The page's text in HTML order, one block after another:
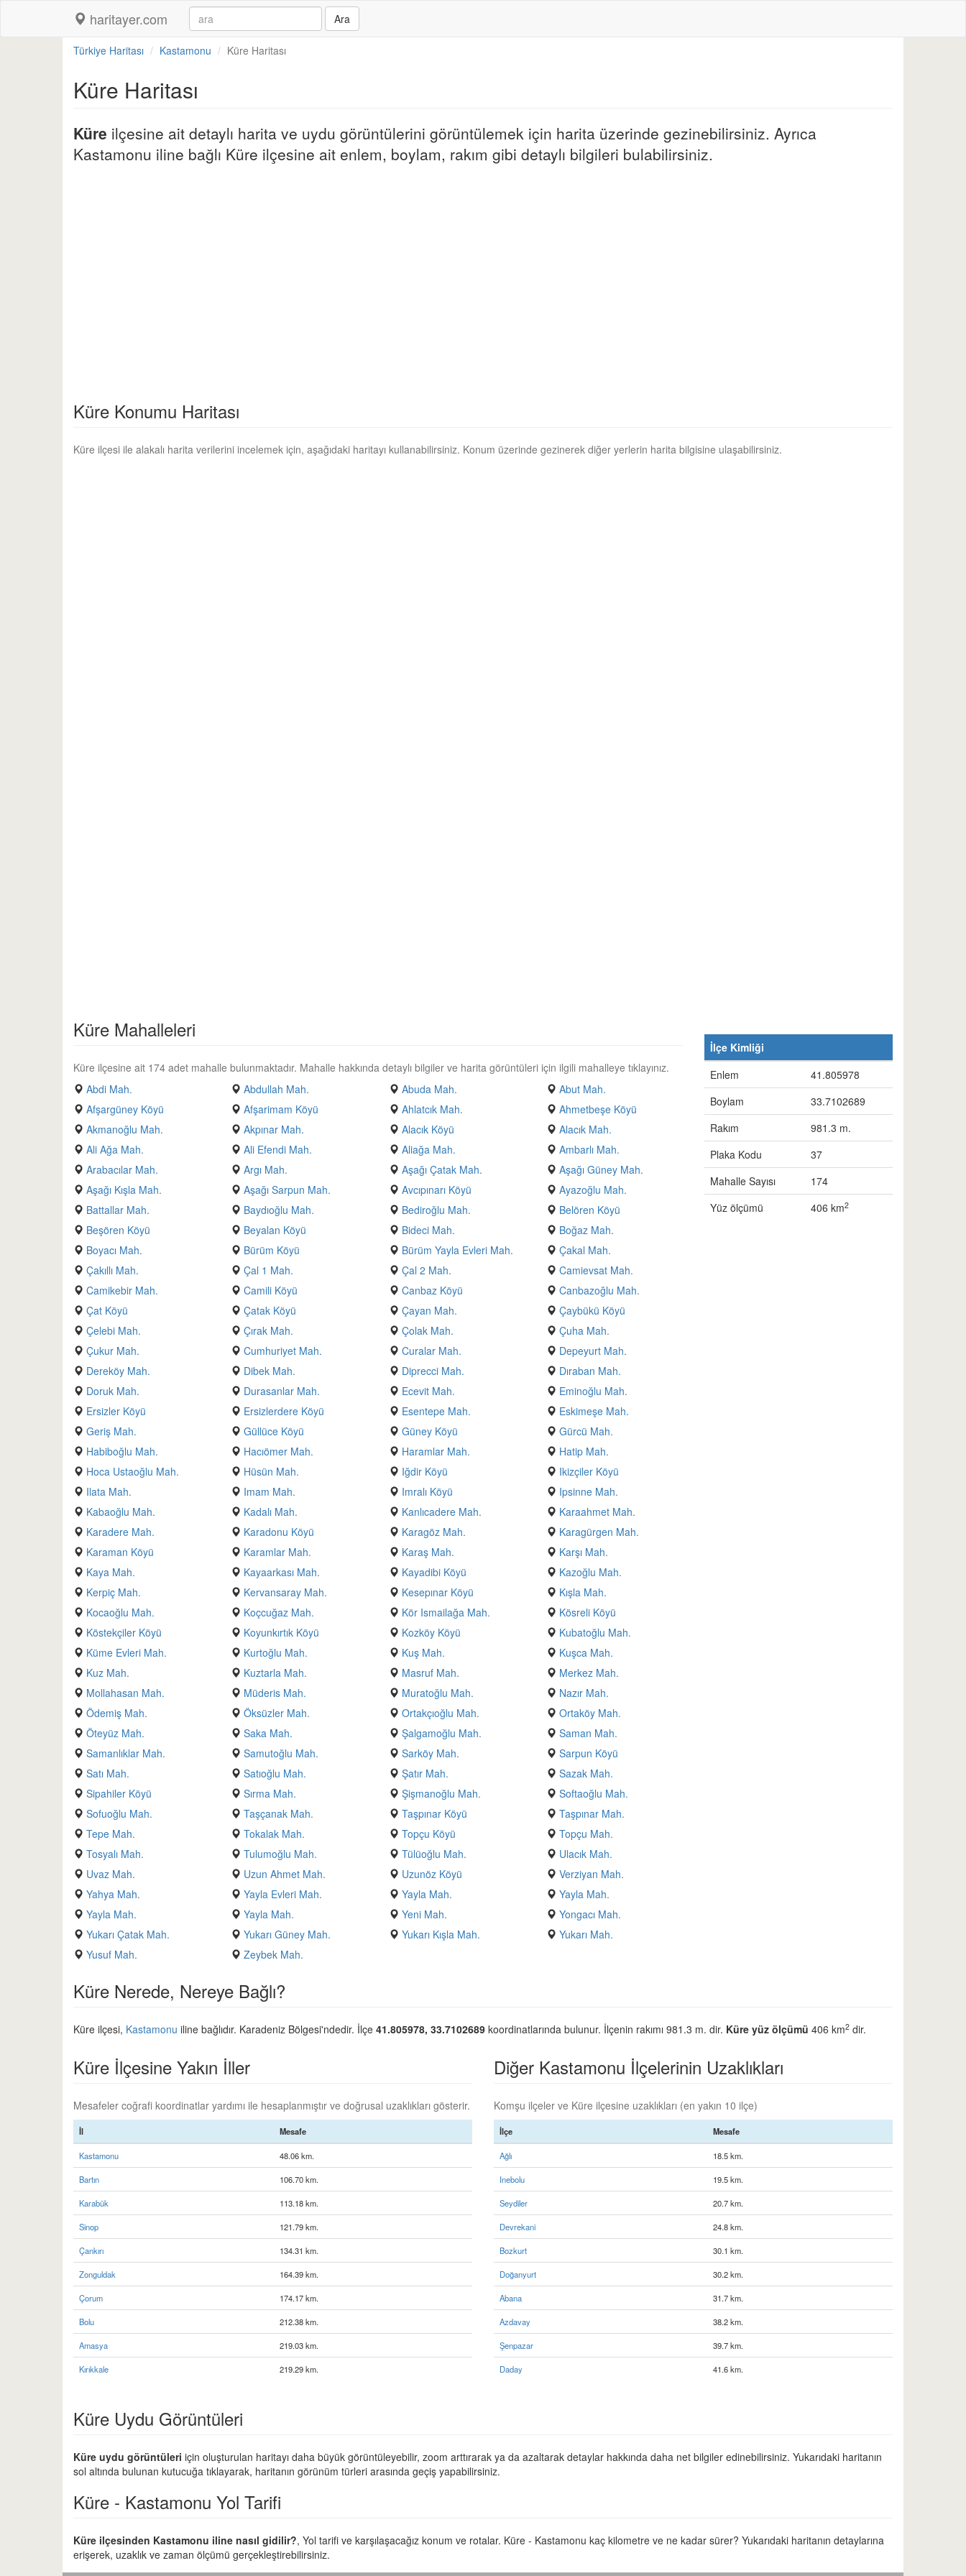
haritayer.com Ara
Türkiye Haritası Kastamonu Küre Haritası
Küre Haritası
Küre ilçesine ait detaylı harita ve uydu görüntülerini görüntülemek için harita üzerinde gezinebilirsiniz. Ayrıca
Kastamonu iline bağlı Küre ilçesine ait enlem, boylam, rakım gibi detaylı bilgileri bulabilirsiniz.
Küre Konumu Haritası
Küre ilçesi ile alakalı harita verilerini incelemek için, aşağıdaki haritayı kullanabilirsiniz. Konum üzerinde gezinerek diğer yerlerin harita bilgisine ulaşabilirsiniz.
Küre Mahalleleri
Küre ilçesine ait 174 adet mahalle bulunmaktadır. Mahalle hakkında detaylı bilgiler ve harita görüntüleri için ilgili mahalleye tıklayınız.
Abdi Mah.
Abdullah Mah. Abuda Mah.
Abut Mah.
Afşargüney Köyü
Afşarimam Köyü Ahlatcık Mah.
Ahmetbeşe Köyü
Akmanoğlu Mah.
Akpınar Mah. Alacık Köyü
Alacık Mah.
Ali Ağa Mah.
Ali Efendi Mah. Aliağa Mah.
Ambarlı Mah.
Arabacılar Mah.
Argı Mah. Aşağı Çatak Mah.
Aşağı Güney Mah.
Aşağı Kışla Mah.
Aşağı Sarpun Mah. Avcıpınarı Köyü
Ayazoğlu Mah.
Battallar Mah.
Baydıoğlu Mah. Bediroğlu Mah.
Belören Köyü
Beşören Köyü
Beyalan Köyü Bideci Mah.
Boğaz Mah.
Boyacı Mah.
Bürüm Köyü Bürüm Yayla Evleri Mah.
Çakal Mah.
Çakıllı Mah.
Çal 1 Mah. Çal 2 Mah.
Camievsat Mah.
Camikebir Mah.
Camili Köyü Canbaz Köyü
Canbazoğlu Mah.
Çat Köyü
Çatak Köyü Çayan Mah.
Çaybükü Köyü
Çelebi Mah.
Çırak Mah. Çolak Mah.
Çuha Mah.
Çukur Mah.
Cumhuriyet Mah. Curalar Mah.
Depeyurt Mah.
Dereköy Mah.
Dibek Mah. Diprecci Mah.
Dıraban Mah.
Doruk Mah.
Durasanlar Mah. Ecevit Mah.
Eminoğlu Mah.
Ersizler Köyü
Ersizlerdere Köyü Esentepe Mah.
Eskimeşe Mah.
Geriş Mah.
Güllüce Köyü Güney Köyü
Gürcü Mah.
Habiboğlu Mah.
Hacıömer Mah. Haramlar Mah.
Hatip Mah.
Hoca Ustaoğlu Mah.
Hüsün Mah. Iğdir Köyü
Ikizçiler Köyü
Ilata Mah.
Imam Mah. Imralı Köyü
Ipsinne Mah.
Kabaoğlu Mah.
Kadalı Mah. Kanlıcadere Mah.
Karaahmet Mah.
Karadere Mah.
Karadonu Köyü Karagöz Mah.
Karagürgen Mah.
Karaman Köyü
Karamlar Mah. Karaş Mah.
Karşı Mah.
Kaya Mah.
Kayaarkası Mah. Kayadibi Köyü
Kazoğlu Mah.
Kerpiç Mah.
Kervansaray Mah. Kesepınar Köyü
Kışla Mah.
Kocaoğlu Mah.
Koçcuğaz Mah. Kör Ismailağa Mah.
Kösreli Köyü
Köstekçiler Köyü
Koyunkırtık Köyü Kozköy Köyü
Kubatoğlu Mah.
Küme Evleri Mah.
Kurtoğlu Mah. Kuş Mah.
Kuşca Mah.
Kuz Mah.
Kuztarla Mah. Masruf Mah.
Merkez Mah.
Mollahasan Mah.
Müderis Mah. Muratoğlu Mah.
Nazır Mah.
Ödemiş Mah.
Öksüzler Mah. Ortakçıoğlu Mah.
Ortaköy Mah.
Öteyüz Mah.
Saka Mah. Şalgamoğlu Mah.
Saman Mah.
Samanlıklar Mah.
Samutoğlu Mah. Sarköy Mah.
Sarpun Köyü
Satı Mah.
Satıoğlu Mah. Şatır Mah.
Sazak Mah.
Sipahiler Köyü
Sırma Mah. Şişmanoğlu Mah.
Softaoğlu Mah.
Sofuoğlu Mah.
Taşçanak Mah. Taşpınar Köyü
Taşpınar Mah.
Tepe Mah.
Tokalak Mah. Topçu Köyü
Topçu Mah.
Tosyalı Mah.
Tulumoğlu Mah. Tülüoğlu Mah.
Ulacık Mah.
Uvaz Mah.
Uzun Ahmet Mah. Uzunöz Köyü
Verziyan Mah.
Yahya Mah.
Yayla Evleri Mah. Yayla Mah.
Yayla Mah.
Yayla Mah.
Yayla Mah. Yeni Mah.
Yongacı Mah.
Yukarı Çatak Mah.
Yukarı Güney Mah. Yukarı Kışla Mah.
Yukarı Mah.
Yusuf Mah.
Zeybek Mah.
İlçe Kimliği
Enlem
41.805978
Boylam
33.7102689
Rakım
981.3 m.
Plaka Kodu
37
Mahalle Sayısı
174
Yüz ölçümü
406 km2
Küre Nerede, Nereye Bağlı?
Küre ilçesi, Kastamonu iline bağlıdır. Karadeniz Bölgesi'ndedir. İlçe 41.805978, 33.7102689 koordinatlarında bulunur. İlçenin rakımı 981.3 m. dir. Küre yüz ölçümü 406 km2 dir.
Küre İlçesine Yakın İller
Mesafeler coğrafi koordinatlar yardımı ile hesaplanmıştır ve doğrusal uzaklıkları gösterir.
İl Mesafe
Kastamonu 48.06 km.
Bartın 106.70 km.
Karabük 113.18 km.
Sinop 121.79 km.
Çankırı 134.31 km.
Zonguldak 164.39 km.
Çorum 174.17 km.
Bolu 212.38 km.
Amasya 219.03 km.
Kırıkkale 219.29 km.
Diğer Kastamonu İlçelerinin Uzaklıkları
Komşu ilçeler ve Küre ilçesine uzaklıkları (en yakın 10 ilçe)
İlçe Mesafe
Ağlı 18.5 km.
Inebolu 19.5 km.
Seydiler 20.7 km.
Devrekani 24.8 km.
Bozkurt 30.1 km.
Doğanyurt 30.2 km.
Abana 31.7 km.
Azdavay 38.2 km.
Şenpazar 39.7 km.
Daday 41.6 km.
Küre Uydu Görüntüleri
Küre uydu görüntüleri için oluşturulan haritayı daha büyük görüntüleyebilir, zoom arttırarak ya da azaltarak detaylar hakkında daha net bilgiler edinebilirsiniz. Yukarıdaki haritanın
sol altında bulunan kutucuğa tıklayarak, haritanın görünüm türleri arasında geçiş yapabilirsiniz.
Küre - Kastamonu Yol Tarifi
Küre ilçesinden Kastamonu iline nasıl gidilir?, Yol tarifi ve karşılaşacağız konum ve rotalar. Küre - Kastamonu kaç kilometre ve ne kadar sürer? Yukarıdaki haritanın detaylarına
erişerek, uzaklık ve zaman ölçümü gerçekleştirebilirsiniz.